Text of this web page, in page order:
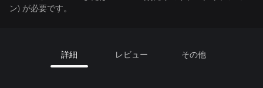
ン) が必要です。
詳細 レビュー その他